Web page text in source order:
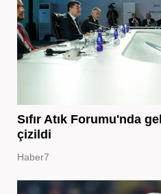
Sıfır Atık Forumu'nda
çizildi
Haber7